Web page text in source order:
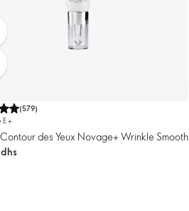
(579)
des Yeux Novage+ Wrinkle Smooth